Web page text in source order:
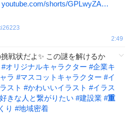
youtube.com/shorts/GPLwyZA…
2:49
戦状だよ✨ この謎を解けるか
#オリジナルキャラクター #企業キ
ラ #マスコットキャラクター #イ
スト #かわいいイラスト #イラス
きな人と繋がりたい #建設業 #重
り #地域密着